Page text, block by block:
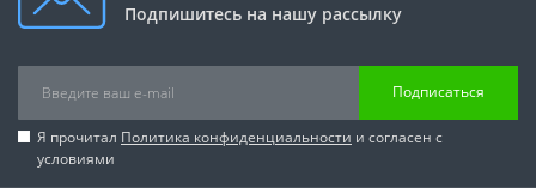
Подпишитесь на нашу рассылку
Подписаться
Я прочитал Политика конфиденциальности и согласен с
условиями